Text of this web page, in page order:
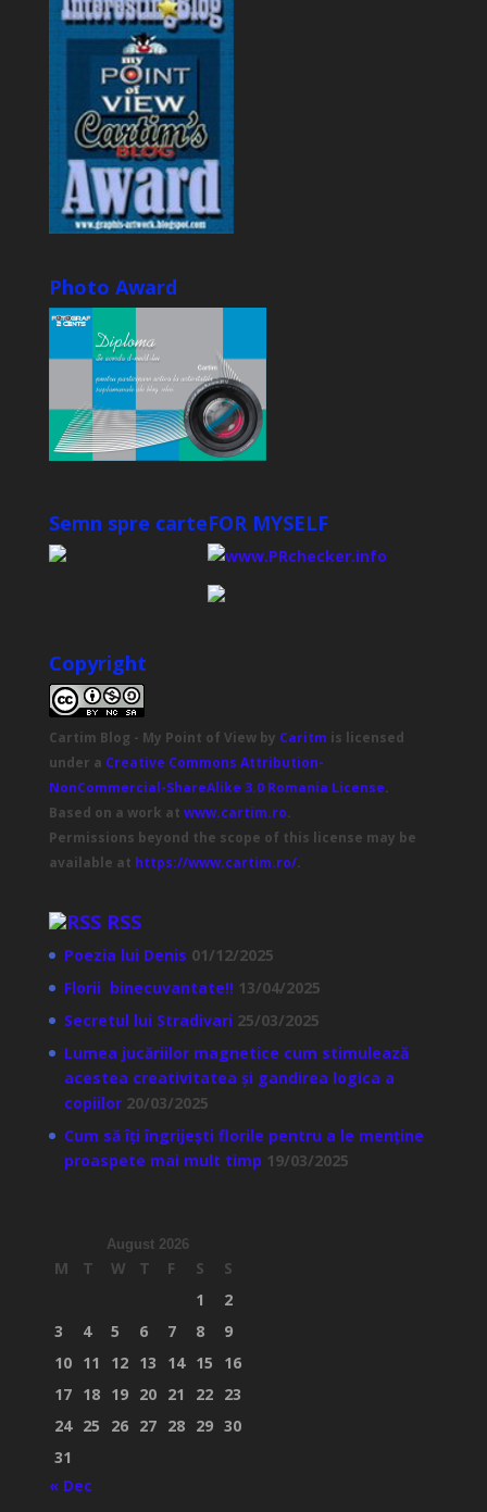
Photo Award
Semn spre carteFOR MYSELF
Copyright
Cartim Blog - My Point of Viewby Caritm is licensed
under a Creative Commons Attribution-
NonCommercial-ShareAlike 3.0 Romania License.
Based on a work at www.cartim.ro.
Permissions beyond the scope of this license may be
available at https://www.cartim.ro/.
RSS
Poezia lui Denis 01/12/2025
Florii binecuvantate!! 13/04/2025
Secretul lui Stradivari 25/03/2025
Lumea jucăriilor magnetice cum stimulează
acestea creativitatea și gandirea logica a
copiilor 20/03/2025
Cum să îți îngrijești florile pentru a le menține
proaspete mai mult timp 19/03/2025
August 2026
M T W T F S
S
1
2
3
4 5 6 7 8
9
10 11 12 13 14 15
16
17 18 19 20 21 22 23
24 25 26 27 28 29 30
31
« Dec